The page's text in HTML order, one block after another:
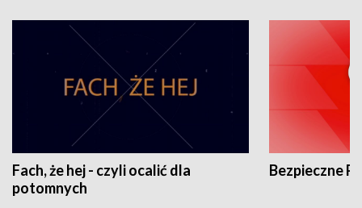
Fach, że hej - czyli ocalić dla
potomnych
Bezpieczne